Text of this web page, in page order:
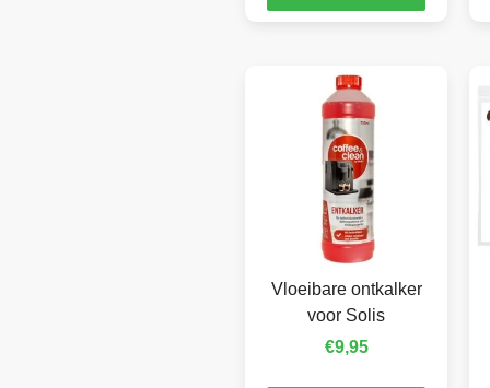
Vloeibare ontkalker
voor Solis
€9,95